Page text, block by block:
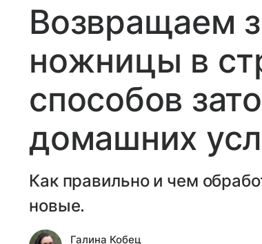
Возвращаем
ножницы в
способов
домашних
Как правильно и чем
новые.
Галина Кобец